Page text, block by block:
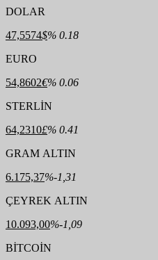
DOLAR
47,5574$% 0.18
EURO
54,8602€% 0.06
STERLİN
64,2310£% 0.41
GRAM ALTIN
6.175,37%-1,31
ÇEYREK ALTIN
10.093,00%-1,09
BİTCOİN